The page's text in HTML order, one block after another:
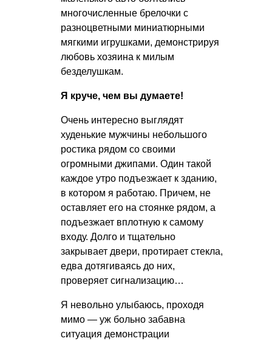
многочисленные брелочки с
разноцветными миниатюрными
мягкими игрушками, демонстрируя
любовь хозяина к милым
безделушкам.
Я круче, чем вы думаете!
Очень интересно выглядят
худенькие мужчины небольшого
ростика рядом со своими
огромными джипами. Один такой
каждое утро подъезжает к зданию,
в котором я работаю. Причем, не
оставляет его на стоянке рядом, а
подъезжает вплотную к самому
входу. Долго и тщательно
закрывает двери, протирает стекла,
едва дотягиваясь до них,
проверяет сигнализацию…
Я невольно улыбаюсь, проходя
мимо — уж больно забавна
ситуация демонстрации